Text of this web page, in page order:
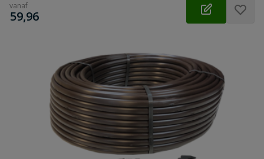
vanaf
€
59,96